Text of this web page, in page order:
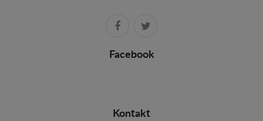
Facebook
Kontakt